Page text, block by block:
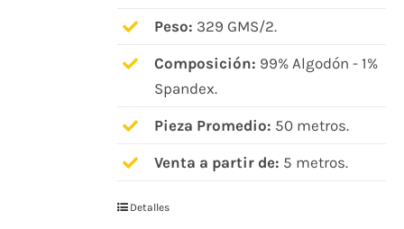
la
Peso: 329 GMS/2.
Composición: 99% Algodón - 1%
Spandex.
Pieza Promedio: 50 metros.
Venta a partir de: 5 metros.
Detalles